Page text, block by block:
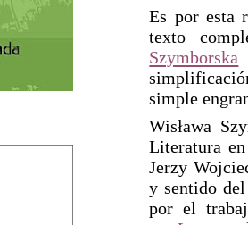
Es por esta
texto
Szymborska
simple
Wisława
Literatura
Jerzy
y sentido
por el